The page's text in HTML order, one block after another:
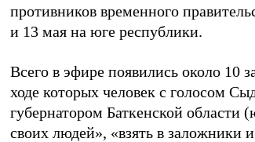
противников временного
и 13 мая на юге республики.
Всего в эфире появились около 10
ходе которых человек с голосом
губернатором Баткенской области
своих людей», «взять в заложники